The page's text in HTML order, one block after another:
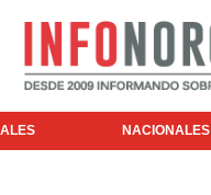
NACIONALES